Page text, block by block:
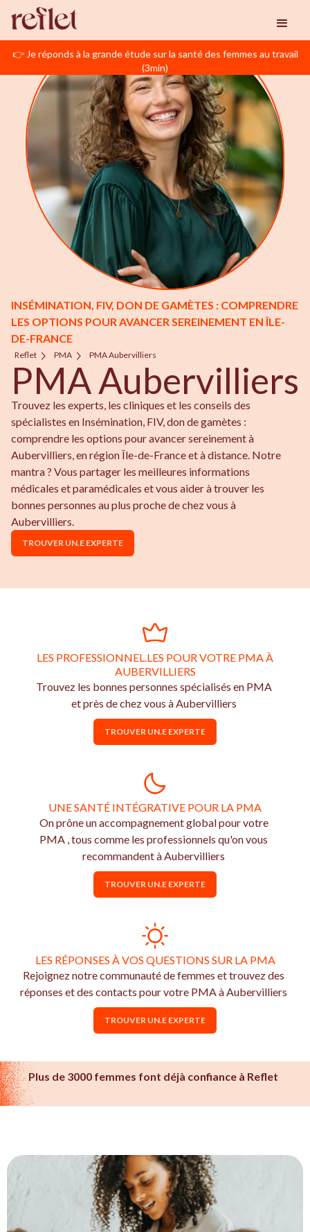
👉 Je réponds à la grande étude sur la santé des femmes au travail
(3min)
INSÉMINATION, FIV, DON DE GAMÈTES : COMPRENDRE
LES OPTIONS POUR AVANCER SEREINEMENT EN ÎLE-
DE-FRANCE
Reflet PMA PMA Aubervilliers
PMA Aubervilliers
Trouvez les experts, les cliniques et les conseils des
spécialistes en Insémination, FIV, don de gamètes :
comprendre les options pour avancer sereinement à
Aubervilliers, en région Île-de-France et à distance. Notre
mantra ? Vous partager les meilleures informations
médicales et paramédicales et vous aider à trouver les
bonnes personnes au plus proche de chez vous à
Aubervilliers.
TROUVER UN.E EXPERTE
LES PROFESSIONNEL.LES POUR VOTRE PMA À
AUBERVILLIERS
Trouvez les bonnes personnes spécialisés en PMA
et près de chez vous à Aubervilliers
TROUVER UN.E EXPERTE
UNE SANTÉ INTÉGRATIVE POUR LA PMA
On prône un accompagnement global pour votre
PMA , tous comme les professionnels qu'on vous
recommandent à Aubervilliers
TROUVER UN.E EXPERTE
LES RÉPONSES À VOS QUESTIONS SUR LA PMA
Rejoignez notre communauté de femmes et trouvez des
réponses et des contacts pour votre PMA à Aubervilliers
TROUVER UN.E EXPERTE
Plus de 3000 femmes font déjà confiance à Reflet